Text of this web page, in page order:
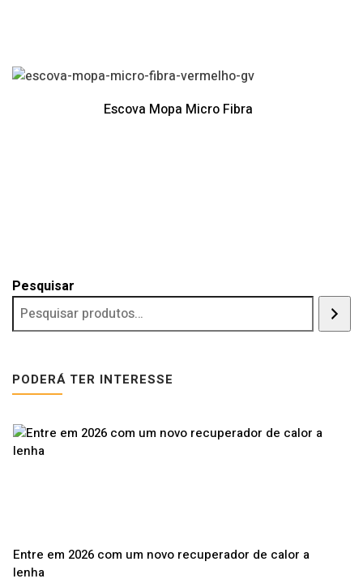
Escova Mopa Micro Fibra
Pesquisar
PODERÁ TER INTERESSE
Entre em 2026 com um novo recuperador de calor a
lenha